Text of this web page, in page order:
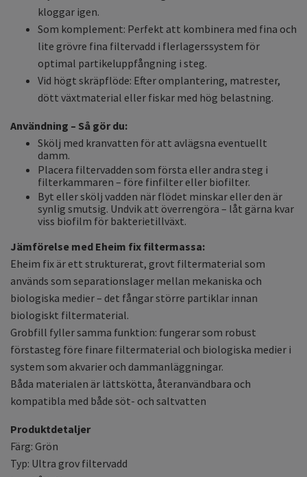
kloggar igen.
Som komplement: Perfekt att kombinera med fina och
lite grövre fina filtervadd i flerlagerssystem för
optimal partikeluppfångning i steg.
Vid högt skräpflöde: Efter omplantering, matrester,
dött växtmaterial eller fiskar med hög belastning.
Användning – Så gör du:
Skölj med kranvatten för att avlägsna eventuellt
damm.
Placera filtervadden som första eller andra steg i
filterkammaren – före finfilter eller biofilter.
Byt eller skölj vadden när flödet minskar eller den är
synlig smutsig. Undvik att överrengöra – låt gärna kvar
viss biofilm för bakterietillväxt.
Jämförelse med Eheim fix filtermassa:
Eheim fix är ett strukturerat, grovt filtermaterial som
används som separationslager mellan mekaniska och
biologiska medier – det fångar större partiklar innan
biologiskt filtermaterial.
Grobfill fyller samma funktion: fungerar som robust
förstasteg före finare filtermaterial och biologiska medier i
system som akvarier och dammanläggningar.
Båda materialen är lättskötta, återanvändbara och
kompatibla med både söt- och saltvatten
Produktdetaljer
Färg: Grön
Typ: Ultra grov filtervadd